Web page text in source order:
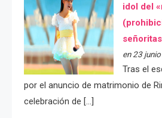
idol del
en 23
Tras el
por el anuncio de matrimonio de
celebración de […]